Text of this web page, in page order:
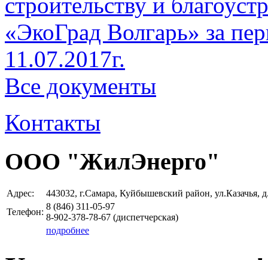
«ЭкоГрад Волгарь» за
11.07.2017г.
Все документы
Контакты
ООО "ЖилЭнерго"
Адрес:
443032, г.Самара, Куйбышевский район, ул.Казачья,
Телефон:
8 (846) 311-05-97
8-902-378-78-67 (диспетчерская)
подробнее